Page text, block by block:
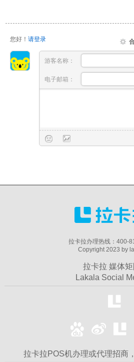
您好！ 请登录
游客名称：
电子邮箱：
拉卡拉办理热线：400-
Copyright 2023 by
拉卡拉 媒体
Lakala Social
拉卡拉POS机办理或代理招商